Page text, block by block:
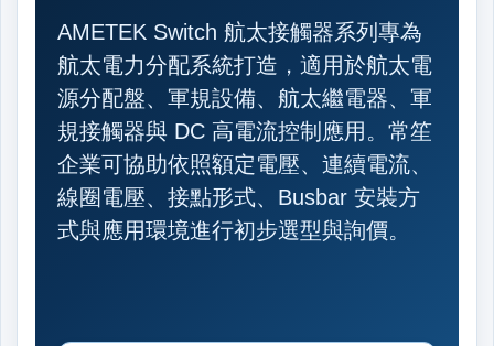
AMETEK Switch 航太接觸器系列專為
航太電力分配系統打造，適用於航太電
源分配盤、軍規設備、航太繼電器、軍
規接觸器與 DC 高電流控制應用。常笙
企業可協助依照額定電壓、連續電流、
線圈電壓、接點形式、Busbar 安裝方
式與應用環境進行初步選型與詢價。